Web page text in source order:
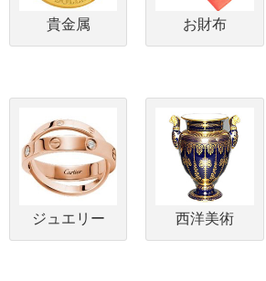
貴金属 お財布
ジュエリー 西洋美術